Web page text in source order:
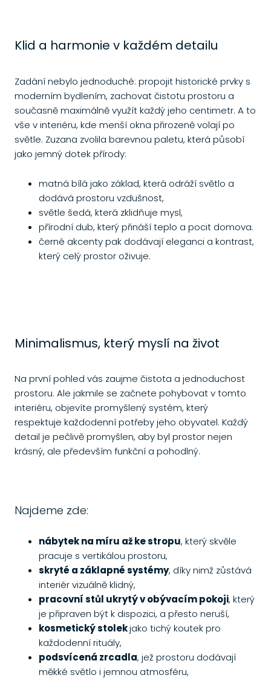
Klid a harmonie v každém detailu
Zadání nebylo jednoduché: propojit historické prvky s
moderním bydlením, zachovat čistotu prostoru a
současně maximálně využít každý jeho centimetr. A to
vše v interiéru, kde menší okna přirozeně volají po
světle. Zuzana zvolila barevnou paletu, která působí
jako jemný dotek přírody:
matná bílá jako základ, která odráží světlo a
dodává prostoru vzdušnost,
světle šedá, která zklidňuje mysl,
přírodní dub, který přináší teplo a pocit domova.
černé akcenty pak dodávají eleganci a kontrast,
který celý prostor oživuje.
Minimalismus, který myslí na život
Na první pohled vás zaujme čistota a jednoduchost
prostoru. Ale jakmile se začnete pohybovat v tomto
interiéru, objevíte promyšlený systém, který
respektuje každodenní potřeby jeho obyvatel. Každý
detail je pečlivě promyšlen, aby byl prostor nejen
krásný, ale především funkční a pohodlný.
Najdeme zde:
nábytek na míru až ke stropu, který skvěle
pracuje s vertikálou prostoru,
skryté a záklapné systémy, díky nimž zůstává
interiér vizuálně klidný,
pracovní stůl ukrytý v obývacím pokoji, který
je připraven být k dispozici, a přesto neruší,
kosmetický stolekjako tichý koutek pro
každodenní rituály,
podsvícená zrcadla, jež prostoru dodávají
měkké světlo i jemnou atmosféru,